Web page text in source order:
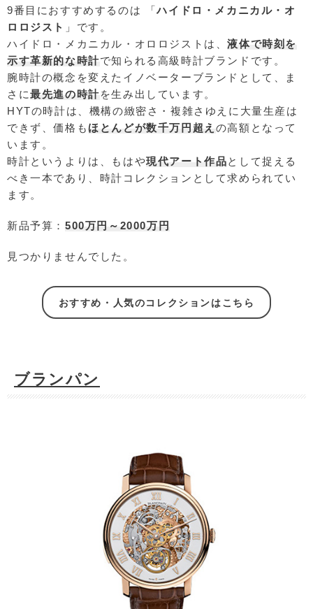
9番目におすすめするのは 「ハイドロ・メカニカル・オ
ロロジスト 」です。
ハイドロ・メカニカル・オロロジストは、液体で時刻を
示す革新的な時計で知られる高級時計ブランドです。
腕時計の概念を変えたイノベーターブランドとして、ま
さに最先進の時計を生み出しています。
HYTの時計は、機構の緻密さ・複雑さゆえに大量生産は
できず、価格もほとんどが数千万円超え の高額となって
います。
時計というよりは、もはや現代アート作品として捉える
べき一本であり、時計コレクションとして求められてい
ます。
新品予算： 500万円～2000万円
見つかりませんでした。
おすすめ・人気のコレクションはこちら
ブランパン